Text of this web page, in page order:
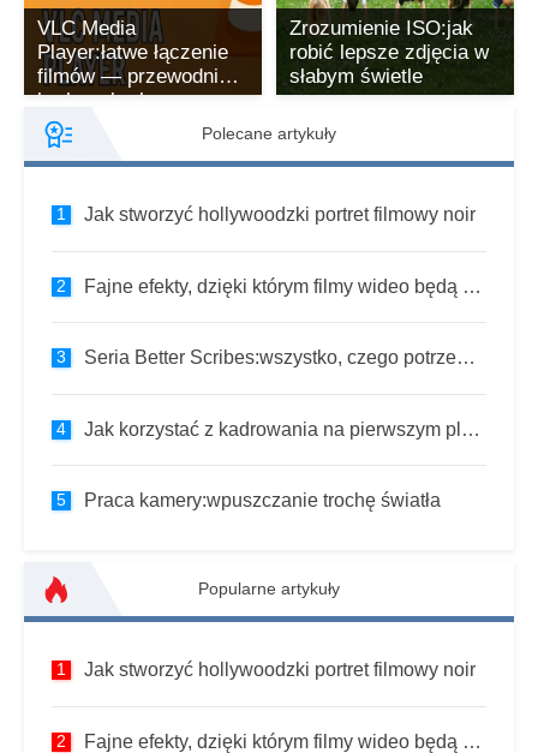
VLC Media
Player:łatwe łączenie
filmów — przewodnik
krok po kroku
Zrozumienie ISO:jak
robić lepsze zdjęcia w
słabym świetle
Polecane artykuły
Jak stworzyć hollywoodzki portret filmowy noir
Fajne efekty, dzięki którym filmy wideo będą się wyróżniać
Seria Better Scribes:wszystko, czego potrzebujesz, aby tworzyć niezapomniane filmy z skrybami
Jak korzystać z kadrowania na pierwszym planie, poprawiają fotografię portretową
Praca kamery:wpuszczanie trochę światła
Popularne artykuły
Jak stworzyć hollywoodzki portret filmowy noir
Fajne efekty, dzięki którym filmy wideo będą się wyróżniać